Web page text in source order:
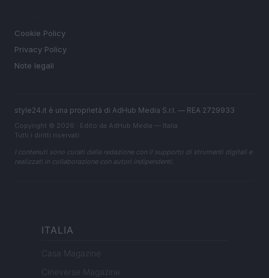
Cookie Policy
Privacy Policy
Note legali
style24.it è una proprietà di AdHub Media S.r.l. — REA 2729933
Copyright © 2026 · Edito da AdHub Media — Italia
Tutti i diritti riservati
I contenuti sono curati dalla redazione con il supporto di strumenti digitali e
realizzati in collaborazione con autori indipendenti.
ITALIA
Casa Magazine
Cineverse Magazine